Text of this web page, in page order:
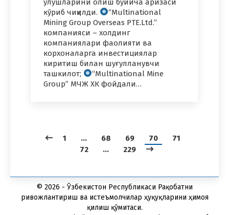
улушларини олиш бўйича аризаси
кўриб чиқилди.
“Multinational
Mining Group Overseas PTE.Ltd.”
компанияси – холдинг
компаниялари фаолияти ва
корхоналарга инвестициялар
киритиш билан шуғулланувчи
ташкилот;
“Multinational Mine
Group” МЧЖ ХК фойдали…
1 … 68 69 70
71
72
… 229
© 2026 - Ўзбекистон Республикаси Рақобатни
ривожлантириш ва истеъмолчилар ҳуқуқларини ҳимоя
қилиш қўмитаси.